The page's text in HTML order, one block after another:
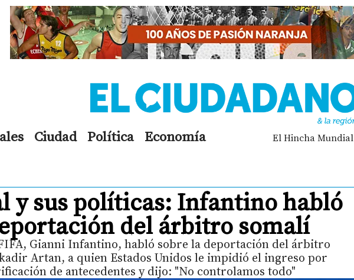
Ciudad Política Economía El Hincha Mundial
y sus políticas: Infantino habló
del árbitro somalí
Gianni Infantino, habló sobre la deportación del árbitro
Artan, a quien Estados Unidos le impidió el ingreso por
de antecedentes y dijo: "No controlamos todo"